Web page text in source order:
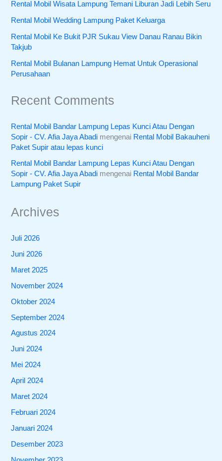
Rental Mobil Wisata Lampung Temani Liburan Jadi Lebih Seru
Rental Mobil Wedding Lampung Paket Keluarga
Rental Mobil Ke Bukit PJR Sukau View Danau Ranau Bikin
Takjub
Rental Mobil Bulanan Lampung Hemat Untuk Operasional
Perusahaan
Recent Comments
Rental Mobil Bandar Lampung Lepas Kunci Atau Dengan
Sopir - CV. Afia Jaya Abadi mengenai Rental Mobil Bakauheni
Paket Supir atau lepas kunci
Rental Mobil Bandar Lampung Lepas Kunci Atau Dengan
Sopir - CV. Afia Jaya Abadi mengenai Rental Mobil Bandar
Lampung Paket Supir
Archives
Juli 2026
Juni 2026
Maret 2025
November 2024
Oktober 2024
September 2024
Agustus 2024
Juni 2024
Mei 2024
April 2024
Maret 2024
Februari 2024
Januari 2024
Desember 2023